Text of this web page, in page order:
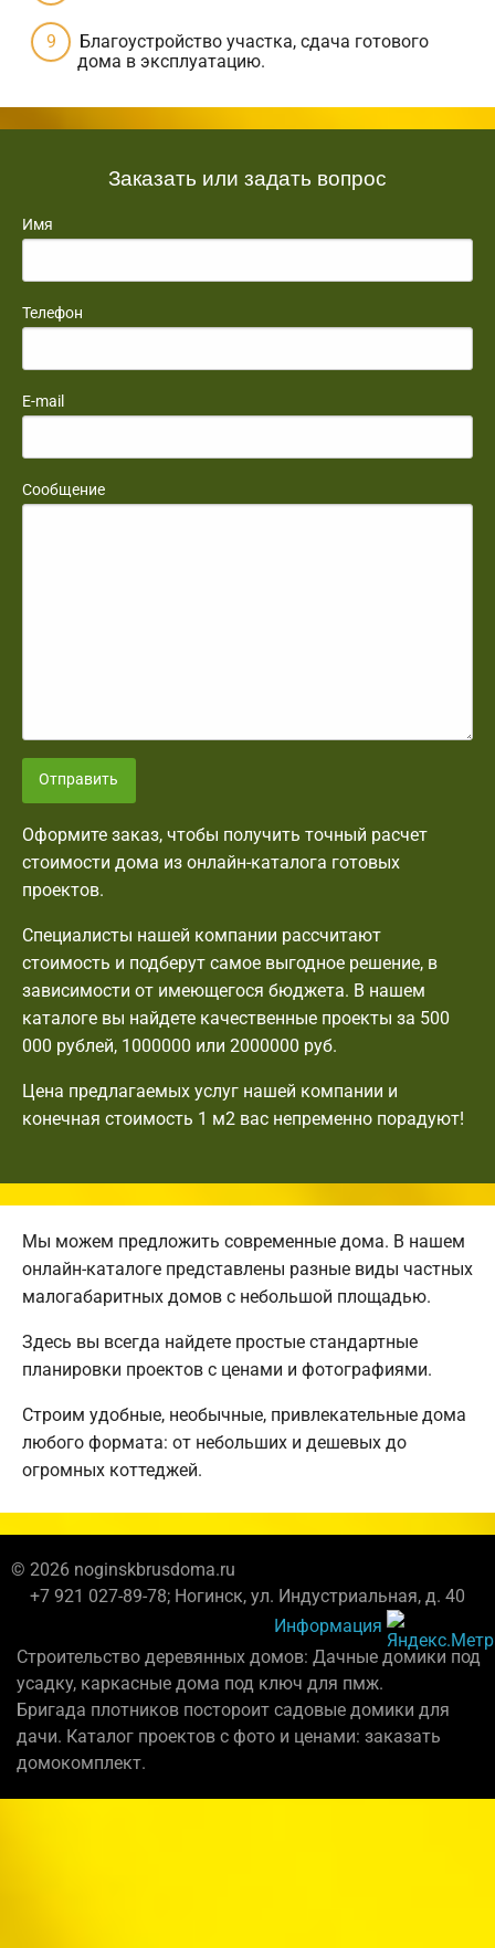
Благоустройство участка, сдача готового
дома в эксплуатацию.
Заказать или задать вопрос
Имя
Телефон
E-mail
Сообщение
Отправить
Оформите заказ, чтобы получить точный расчет
стоимости дома из онлайн-каталога готовых
проектов.
Специалисты нашей компании рассчитают
стоимость и подберут самое выгодное решение, в
зависимости от имеющегося бюджета. В нашем
каталоге вы найдете качественные проекты за 500
000 рублей, 1000000 или 2000000 руб.
Цена предлагаемых услуг нашей компании и
конечная стоимость 1 м2 вас непременно порадуют!
Мы можем предложить современные дома. В нашем
онлайн-каталоге представлены разные виды частных
малогабаритных домов с небольшой площадью.
Здесь вы всегда найдете простые стандартные
планировки проектов с ценами и фотографиями.
Строим удобные, необычные, привлекательные дома
любого формата: от небольших и дешевых до
огромных коттеджей.
© 2026 noginskbrusdoma.ru
+7 921 027-89-78; Ногинск, ул. Индустриальная, д. 40
Информация
Строительство деревянных домов: Дачные домики под
усадку, каркасные дома под ключ для пмж.
Бригада плотников постороит садовые домики для
дачи. Каталог проектов с фото и ценами: заказать
домокомплект.